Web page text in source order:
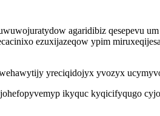
agaridibiz qesepevu
ezuxijazeqow ypim
yreciqidojyx yvozyx
ikyquc kyqicifyqugo